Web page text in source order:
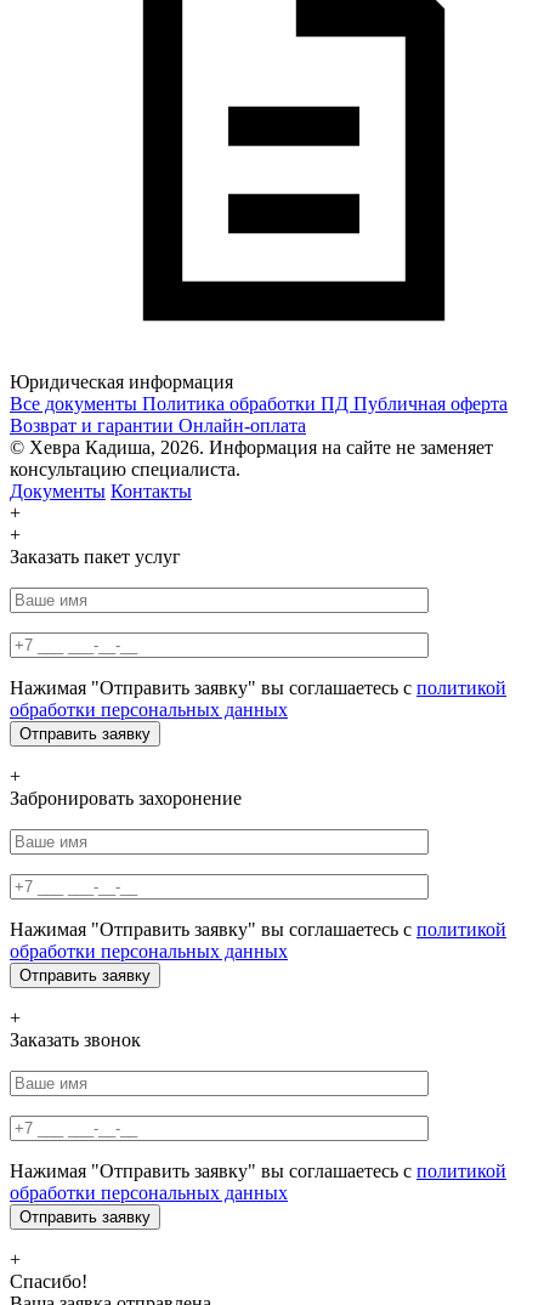
Юридическая информация
Все документы Политика обработки ПД Публичная оферта
Возврат и гарантии Онлайн-оплата
© Хевра Кадиша, 2026. Информация на сайте не заменяет
консультацию специалиста.
Документы Контакты
+
+
Заказать пакет услуг
Нажимая "Отправить заявку" вы соглашаетесь с политикой
обработки персональных данных
+
Забронировать захоронение
Нажимая "Отправить заявку" вы соглашаетесь с политикой
обработки персональных данных
+
Заказать звонок
Нажимая "Отправить заявку" вы соглашаетесь с политикой
обработки персональных данных
+
Спасибо!